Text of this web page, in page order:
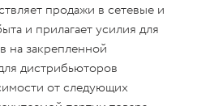
продажи в сетевые и
и прилагает усилия для
на закрепленной
дистрибьюторов
от следующих